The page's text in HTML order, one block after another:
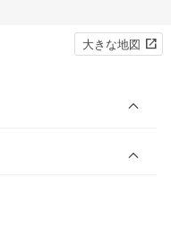
大きな地図